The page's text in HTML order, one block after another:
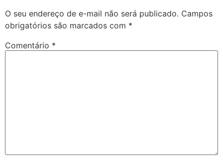
O seu endereço de e-mail não será publicado. Campos
obrigatórios são marcados com *
Comentário *